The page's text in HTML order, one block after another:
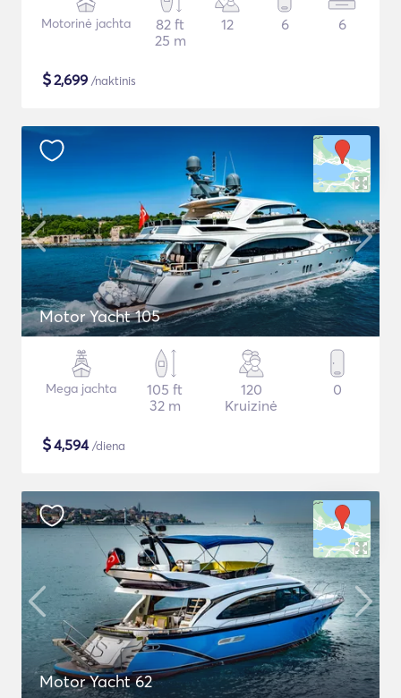
Motorinė jachta
82 ft
25 m
12 6 6
$2,699 /naktinis
Motor Yacht 105
Mega jachta
105 ft
32 m
120
Kruizinė
0
$4,594/diena
Motor Yacht 62